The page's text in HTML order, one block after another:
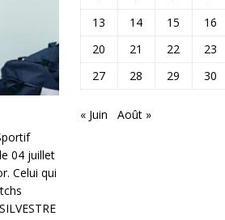
04 juillet
Celui qui
13
14 15 16
20
21 22 23
27
28 29 30
« Juin Août »